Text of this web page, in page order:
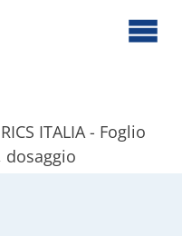
ITALIA - Foglio